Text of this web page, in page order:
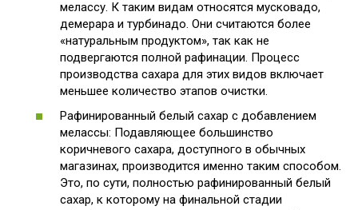
мелассу. К таким видам относятся мусковадо,
демерара и турбинадо. Они считаются более
«натуральным продуктом», так как не
подвергаются полной рафинации. Процесс
производства сахара для этих видов включает
меньшее количество этапов очистки.
Рафинированный белый сахар с добавлением
мелассы: Подавляющее большинство
коричневого сахара, доступного в обычных
магазинах, производится именно таким способом.
Это, по сути, полностью рафинированный белый
сахар, к которому на финальной стадии